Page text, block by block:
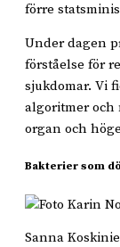
förre
Under dagen
förståelse för
sjukdomar. Vi
algoritmer och
organ och
Bakterier som
Sanna